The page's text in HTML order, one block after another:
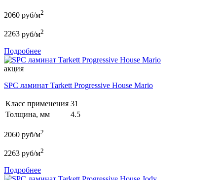
2060 руб/м2
2263 руб/м2
Подробнее
акция
SPC ламинат Tarkett Progressive House Mario
Класс применения 31
Толщина, мм
4.5
2060 руб/м2
2263 руб/м2
Подробнее